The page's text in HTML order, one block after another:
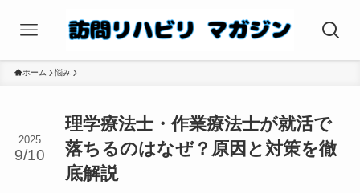
ホーム 悩み
理学療法士・作業療法士が就活で
落ちるのはなぜ？原因と対策を徹
底解説
2025
9/10